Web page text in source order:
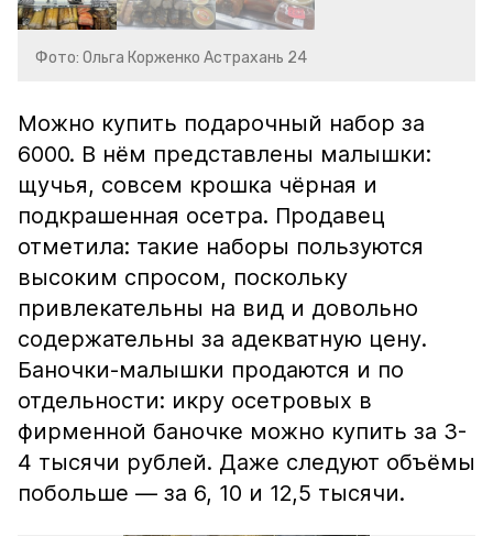
Фото: Ольга Корженко Астрахань 24
Можно купить подарочный набор за
6000. В нём представлены малышки:
щучья, совсем крошка чёрная и
подкрашенная осетра. Продавец
отметила: такие наборы пользуются
высоким спросом, поскольку
привлекательны на вид и довольно
содержательны за адекватную цену.
Баночки-малышки продаются и по
отдельности: икру осетровых в
фирменной баночке можно купить за 3-
4 тысячи рублей. Даже следуют объёмы
побольше — за 6, 10 и 12,5 тысячи.